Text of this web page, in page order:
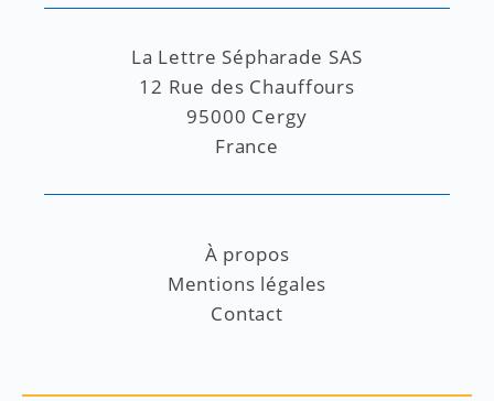
La Lettre Sépharade SAS
12 Rue des Chauffours
95000 Cergy
France
À propos
Mentions légales
Contact